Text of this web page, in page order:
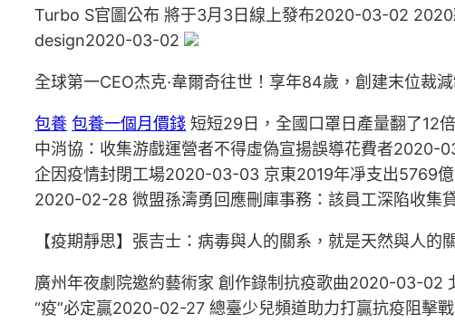
Turbo S官圖公布 將于3月3日線上發布2020-03-02
design2020-03-02
全球第一CEO杰克·韋爾奇往世！享年84歲，創建末位裁減
包養 包養一個月價錢 短短29日，全國口罩日產量翻了12
中消協：收集游戲運營者不得虛偽宣揚誤導花費者
企因疫情封閉工場2020-03-03 京東2019年凈支出5769
2020-02-28 微盟孫濤勇回應刪庫事務：該員工深陷收集
【疫期靜思】張吉士：病毒與人的關系，就是天然與人的
廣州年夜劇院邀約藝術家 創作錄制抗疫歌曲2020-03-
“疫”必定贏2020-02-27 總臺少兒頻道助力打贏抗疫阻擊